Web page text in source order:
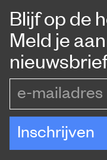
Blijf op de
Meld je
Inschrijven